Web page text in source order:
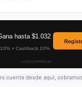
cuenta desde aquí,